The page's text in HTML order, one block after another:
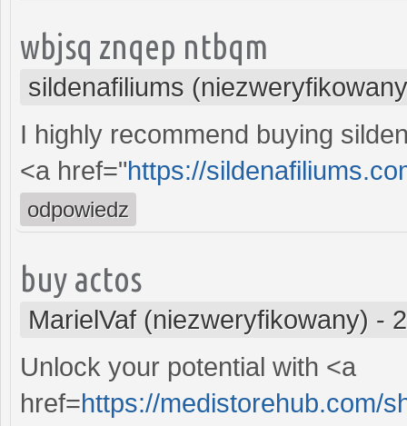
wbjsq znqep ntbqm
sildenafiliums
I highly recommend buying
<a href="https://
odpowiedz
buy actos
MarielVaf (niezweryfikowany) -
Unlock your potential with <a
href=https://medistorehub.com/